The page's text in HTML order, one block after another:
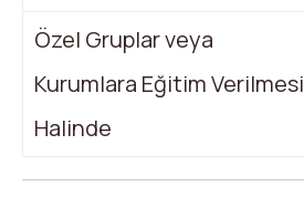
Özel Gruplar veya
Kurumlara Eğitim Verilmesi
Halinde